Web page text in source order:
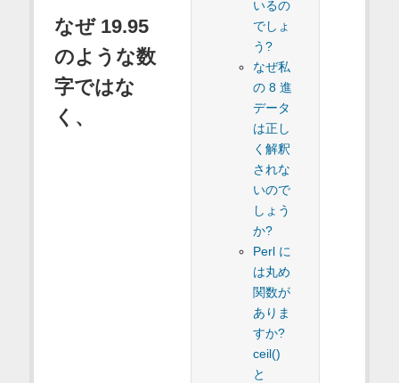
いるの
でしょ
う?
なぜ私
の 8 進
データ
は正し
く解釈
されな
いので
しょう
か?
Perl に
は丸め
関数が
ありま
すか?
ceil()
と
なぜ 19.95
のような数
字ではな
く、